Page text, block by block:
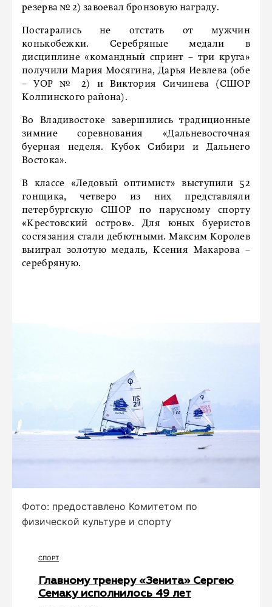
резерва № 2) завоевал бронзовую награду.
Постарались не отстать от мужчин
конькобежки. Серебряные медали в
дисциплине «командный спринт – три круга»
получили Мария Мосягина, Дарья Иевлева (обе
– УОР № 2) и Виктория Сичинева (СШОР
Колпинского района).
Во Владивостоке завершились традиционные
зимние соревнования «Дальневосточная
буерная неделя. Кубок Сибири и Дальнего
Востока».
В классе «Ледовый оптимист» выступили 52
гонщика, четверо из них представляли
петербургскую СШОР по парусному спорту
«Крестовский остров». Для юных буеристов
состязания стали дебютными. Максим Королев
выиграл золотую медаль, Ксения Макарова –
серебряную.
Фото: предоставлено Комитетом по
физической культуре и спорту
СПОРТ
Главному тренеру «Зенита» Сергею
Семаку исполнилось 49 лет